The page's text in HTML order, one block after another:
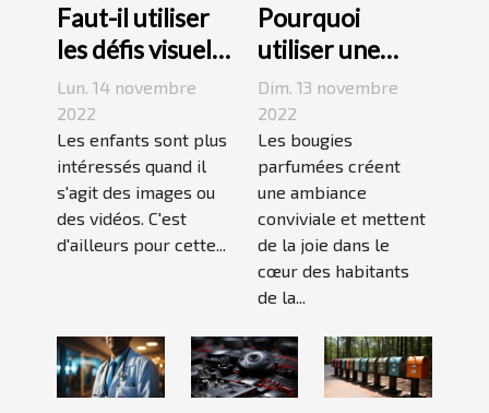
Faut-il utiliser
les défis visuels
pour enseigner
aux enfants ?
Lun. 14 novembre
2022
Les enfants sont plus
intéressés quand il
s'agit des images ou
des vidéos. C'est
d'ailleurs pour cette...
Pourquoi
utiliser une
bougie
parfumée?
Dim. 13 novembre
2022
Les bougies
parfumées créent
une ambiance
conviviale et mettent
de la joie dans le
cœur des habitants
de la...